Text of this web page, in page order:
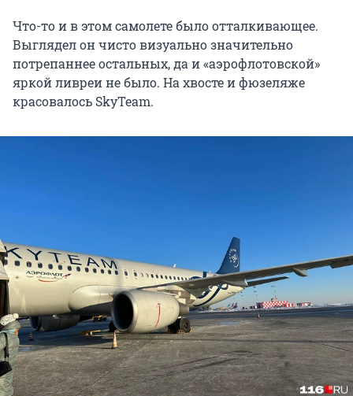
Что-то и в этом самолете было отталкивающее.
Выглядел он чисто визуально значительно
потрепаннее остальных, да и «аэрофлотовской»
яркой ливреи не было. На хвосте и фюзеляже
красовалось SkyTeam.